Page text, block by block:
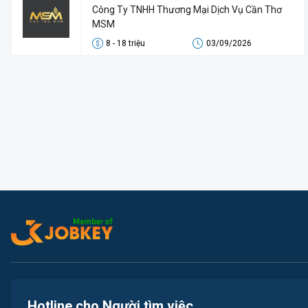
Công Ty TNHH Thương Mại Dịch Vụ Cần Thơ
MSM
8 - 18 triệu 03/09/2026